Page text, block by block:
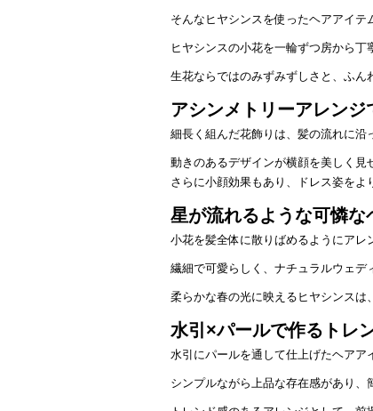
そんなヒヤシンスを使ったヘアアイテ
ヒヤシンスの小花を一輪ずつ房から丁
生花ならではのみずみずしさと、ふん
アシンメトリーアレン
細長く組んだ花飾りは、髪の流れに沿
動きのあるデザインが横顔を美しく見
さらに小顔効果もあり、ドレス姿を
星が流れるような可憐な
小花を髪全体に散りばめるようにアレ
繊細で可愛らしく、ナチュラルウェデ
柔らかな春の光に映えるヒヤシンスは
水引×パールで作るトレ
水引にパールを通して仕上げたヘアア
シンプルながら上品な存在感があり、